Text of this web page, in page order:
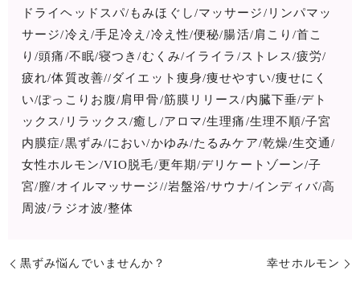
ドライヘッドスパ/もみほぐし/マッサージ/リンパマッ
サージ/冷え/手足冷え/冷え性/便秘/腸活/肩こり/首こ
り/頭痛/不眠/寝つき/むくみ/イライラ/ストレス/疲労/
疲れ/体質改善//ダイエット痩身/痩せやすい/痩せにく
い/ぽっこりお腹/肩甲骨/筋膜リリース/内臓下垂/デト
ックス/リラックス/癒し/アロマ/生理痛/生理不順/子宮
内膜症/黒ずみ/におい/かゆみ/たるみケア/乾燥/生交通/
女性ホルモン/VIO脱毛/更年期/デリケートゾーン/子
宮/膣/オイルマッサージ//岩盤浴/サウナ/インディバ/高
周波/ラジオ波/整体
黒ずみ悩んでいませんか？ 幸せホルモン